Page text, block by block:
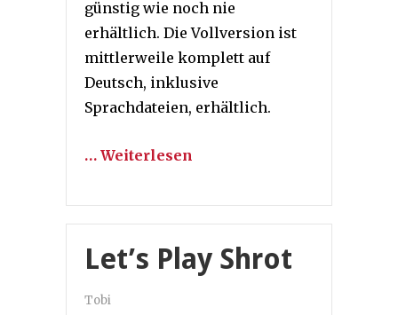
günstig wie noch nie
erhältlich. Die Vollversion ist
mittlerweile komplett auf
Deutsch, inklusive
Sprachdateien, erhältlich.
… Weiterlesen
Let’s Play Shrot
Tobi